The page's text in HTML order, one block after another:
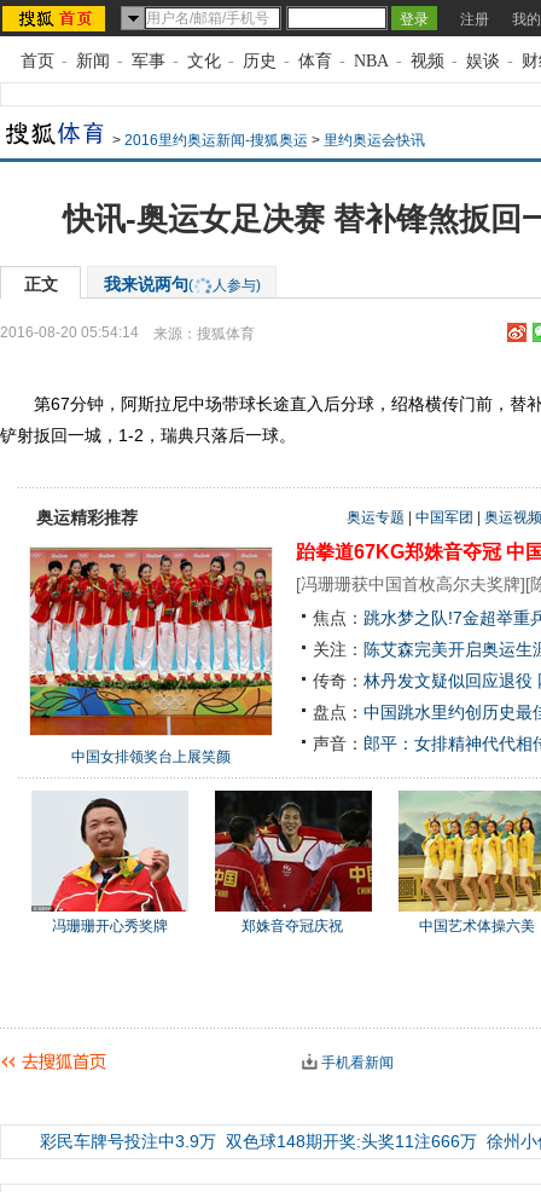
注册 我
首页 - 新闻 - 军事 - 文化 - 历史 - 体育 - NBA - 视频 - 娱谈 -
> 2016里约奥运新闻-搜狐奥运 > 里约奥运会快讯
快讯-奥运女足决赛 替补锋煞扳回
正文 我来说两句( 人参与)
2016-08-20 05:54:14 来源： 搜狐体育
第67分钟，阿斯拉尼中场带球长途直入后分球，绍格横传门前，替
铲射扳回一城，1-2，瑞典只落后一球。
奥运精彩推荐 奥运专题 中国军团 奥运视频
中国女排领奖台上展笑颜
跆拳道67KG郑姝音夺冠 中
[冯珊珊获中国首枚高尔夫奖牌][
焦点： 跳水梦之队!7金超举重
关注： 陈艾森完美开启奥运
传奇： 林丹发文疑似回应退役
盘点： 中国跳水里约创历史最
声音： 郎平：女排精神代代相
冯珊珊开心秀奖牌 郑姝音夺冠庆祝 中国艺术体操六美
手机看新闻
彩民车牌号投注中3.9万 双色球148期开奖:头奖11注666万 徐州